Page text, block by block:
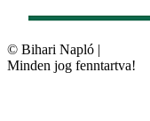
© Bihari Napló |
Minden jog fenntartva!